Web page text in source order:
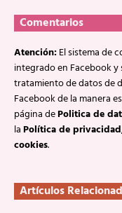
Comentarios
Atención:El sistema de
integrado en Facebook y
tratamiento de datos de
Facebook de la manera
página dePolitica de
laPolítica de
cookies.
Artículos